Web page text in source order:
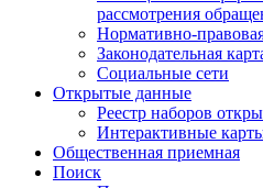
рассмотрения
Нормативно-
Законодательная
Социальные сети
Открытые данные
Реестр наборов
Интерактивные
Общественная приемная
Поиск